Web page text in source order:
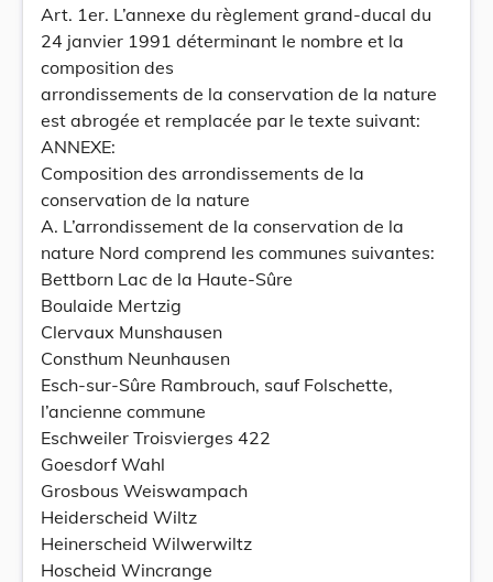
Art. 1er. L’annexe du règlement grand-ducal du
24 janvier 1991 déterminant le nombre et la
composition des
arrondissements de la conservation de la nature
est abrogée et remplacée par le texte suivant:
ANNEXE:
Composition des arrondissements de la
conservation de la nature
A. L’arrondissement de la conservation de la
nature Nord comprend les communes suivantes:
Bettborn Lac de la Haute-Sûre
Boulaide Mertzig
Clervaux Munshausen
Consthum Neunhausen
Esch-sur-Sûre Rambrouch, sauf Folschette,
l’ancienne commune
Eschweiler Troisvierges 422
Goesdorf Wahl
Grosbous Weiswampach
Heiderscheid Wiltz
Heinerscheid Wilwerwiltz
Hoscheid Wincrange